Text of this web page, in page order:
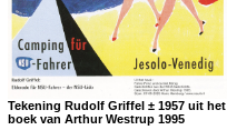
Tekening Rudolf Griffel ± 1957 uit het
boek van Arthur Westrup 1995